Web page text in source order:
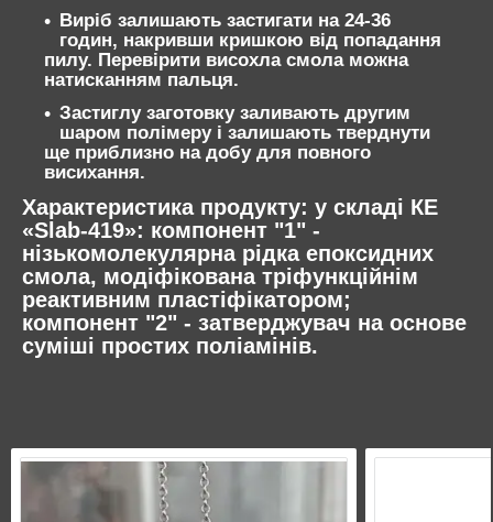
Виріб залишають застигати на 24-36
годин, накривши кришкою від попадання
пилу. Перевірити висохла смола можна
натисканням пальця.
Застиглу заготовку заливають другим
шаром полімеру і залишають тверднути
ще приблизно на добу для повного
висихання.
Характеристика продукту: у складі КЕ
«Slab-419»: компонент "1" -
нізькомолекулярна рідка епоксидних
смола, модіфікована тріфункційнім
реактивним пластіфікатором;
компонент "2" - затверджувач на основе
суміші простих поліамінів.